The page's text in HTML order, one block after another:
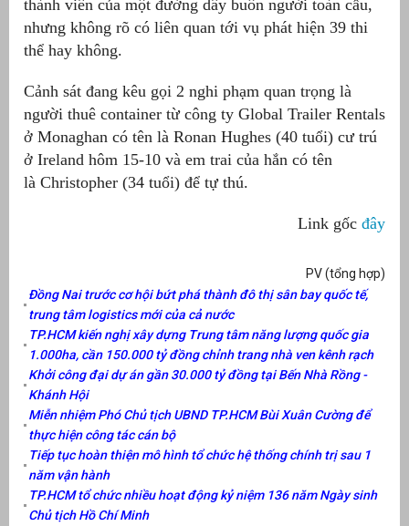
thành viên của một đường dây buôn người toàn cầu,
nhưng không rõ có liên quan tới vụ phát hiện 39 thi
thể hay không.
Cảnh sát đang kêu gọi 2 nghi phạm quan trọng là
người thuê container từ công ty Global Trailer Rentals
ở Monaghan có tên là Ronan Hughes (40 tuổi) cư trú
ở Ireland hôm 15-10 và em trai của hắn có tên
là Christopher (34 tuổi) để tự thú.
Link gốc đây
PV (tổng hợp)
Đồng Nai trước cơ hội bứt phá thành đô thị sân bay quốc tế,
trung tâm logistics mới của cả nước
TP.HCM kiến nghị xây dựng Trung tâm năng lượng quốc gia
1.000ha, cần 150.000 tỷ đồng chỉnh trang nhà ven kênh rạch
Khởi công đại dự án gần 30.000 tỷ đồng tại Bến Nhà Rồng -
Khánh Hội
Miễn nhiệm Phó Chủ tịch UBND TP.HCM Bùi Xuân Cường để
thực hiện công tác cán bộ
Tiếp tục hoàn thiện mô hình tổ chức hệ thống chính trị sau 1
năm vận hành
TP.HCM tổ chức nhiều hoạt động kỷ niệm 136 năm Ngày sinh
Chủ tịch Hồ Chí Minh